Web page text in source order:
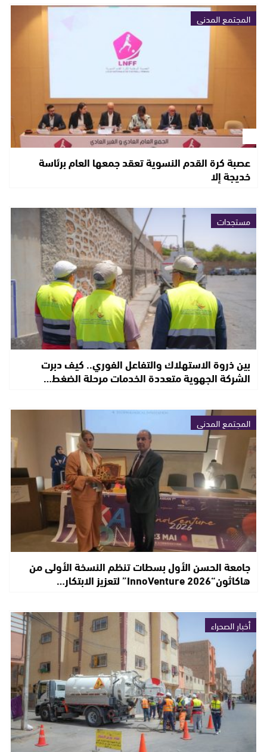
المجتمع المدني
عصبة كرة القدم النسوية تعقد جمعها العام برئاسة
خديجة إلا
مستجدات
بين ذروة الاستهلاك والتفاعل الفوري.. كيف دبرت
الشركة الجهوية متعددة الخدمات مرحلة الضغط…
المجتمع المدني
جامعة الحسن الأول بسطات تنظم النسخة الأولى من
هاكاثون“InnoVenture 2026” لتعزيز الابتكار…
أخبار الصحراء